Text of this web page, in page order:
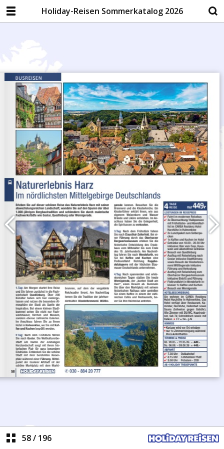
Holiday-Reisen Sommerkatalog 2026
58/ 196